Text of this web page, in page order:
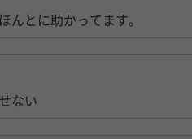
んとに助かってます。
ない